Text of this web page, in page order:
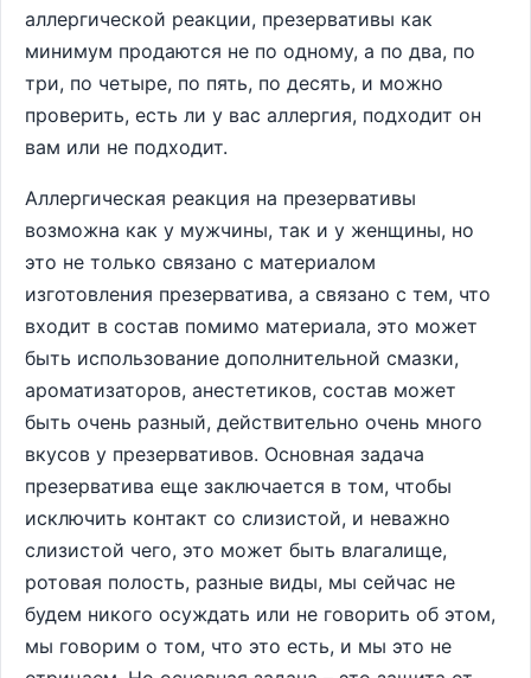
аллергической реакции, презервативы как
минимум продаются не по одному, а по два, по
три, по четыре, по пять, по десять, и можно
проверить, есть ли у вас аллергия, подходит он
вам или не подходит.
Аллергическая реакция на презервативы
возможна как у мужчины, так и у женщины, но
это не только связано с материалом
изготовления презерватива, а связано с тем, что
входит в состав помимо материала, это может
быть использование дополнительной смазки,
ароматизаторов, анестетиков, состав может
быть очень разный, действительно очень много
вкусов у презервативов. Основная задача
презерватива еще заключается в том, чтобы
исключить контакт со слизистой, и неважно
слизистой чего, это может быть влагалище,
ротовая полость, разные виды, мы сейчас не
будем никого осуждать или не говорить об этом,
мы говорим о том, что это есть, и мы это не